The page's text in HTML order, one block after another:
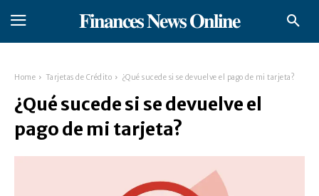
𝐅𝐢𝐧𝐚𝐧𝐜𝐞𝐬 𝐍𝐞𝐰𝐬 𝐎𝐧𝐥𝐢𝐧𝐞
Home Tarjetas de Crédito ¿Qué sucede si se devuelve el pago de mi tarjeta?
¿Qué sucede si se devuelve el
pago de mi tarjeta?